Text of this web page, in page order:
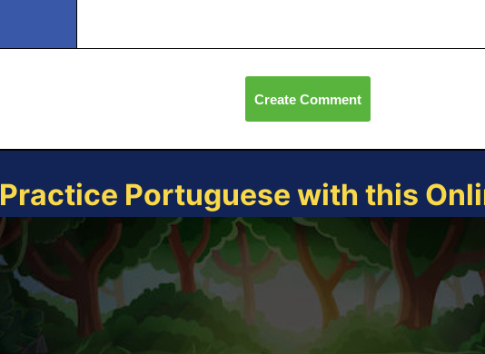
Create Comment
Practice Portuguese with this